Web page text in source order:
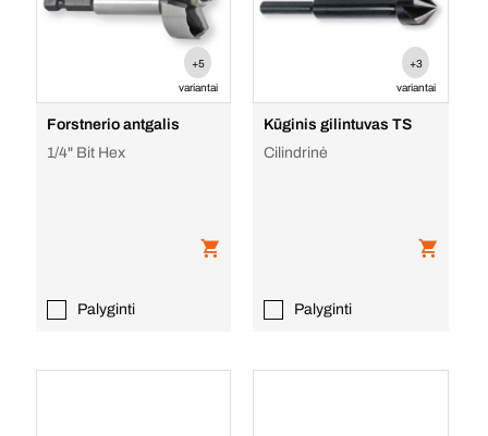
+5
variantai
Forstnerio antgalis
1/4" Bit Hex
Palyginti
+3
variantai
Kūginis gilintuvas TS
Cilindrinė
Palyginti